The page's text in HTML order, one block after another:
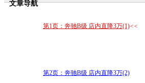
文章导航
第1页：奔驰B级 店内直降3万(1)<<
第2页：奔驰B级 店内直降3万(2)